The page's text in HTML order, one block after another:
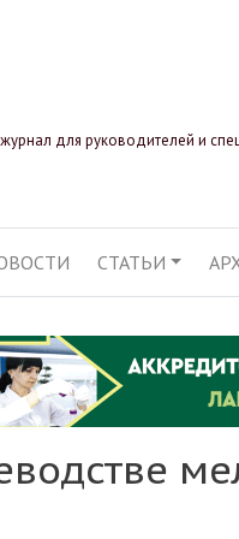
для руководителей и
СТАТЬИ